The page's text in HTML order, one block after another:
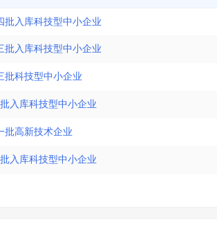
批入库科技型中小企业
批入库科技型中小企业
批科技型中小企业
入库科技型中小企业
批高新技术企业
入库科技型中小企业